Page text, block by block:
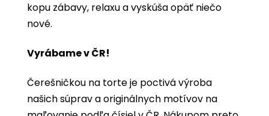
kopu zábavy, relaxu a vyskúša opäť niečo
nové.
Vyrábame v ČR!
Čerešničkou na torte je poctivá výroba
našich súprav a originálnych motívov na